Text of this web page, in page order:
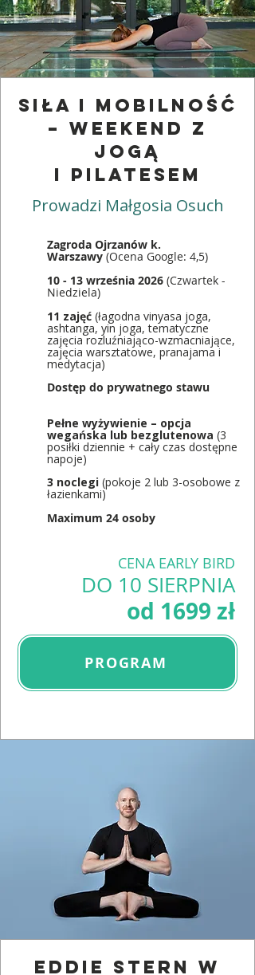
SIŁA I MOBILNOŚĆ
– WEEKEND Z
JOGĄ
I PILATESEM
Prowadzi Małgosia Osuch
Zagroda Ojrzanów k.
Warszawy(Ocena Google: 4,5)
10 - 13 września 2026 (Czwartek -
Niedziela)
11 zajęć (łagodna vinyasa joga,
ashtanga, yin joga, tematyczne
zajęcia rozluźniająco-wzmacniające,
zajęcia warsztatowe, pranajama i
medytacja)
Dostęp do prywatnego stawu
Pełne wyżywienie – opcja
wegańska lub bezglutenowa (3
posiłki dziennie + cały czas dostępne
napoje)
3 noclegi (pokoje 2 lub 3-osobowe z
łazienkami)
Maximum 24 osoby
CENA EARLY BIRD
DO 10 SIERPNIA
od 1699 zł
PROGRAM
Eddie stern w